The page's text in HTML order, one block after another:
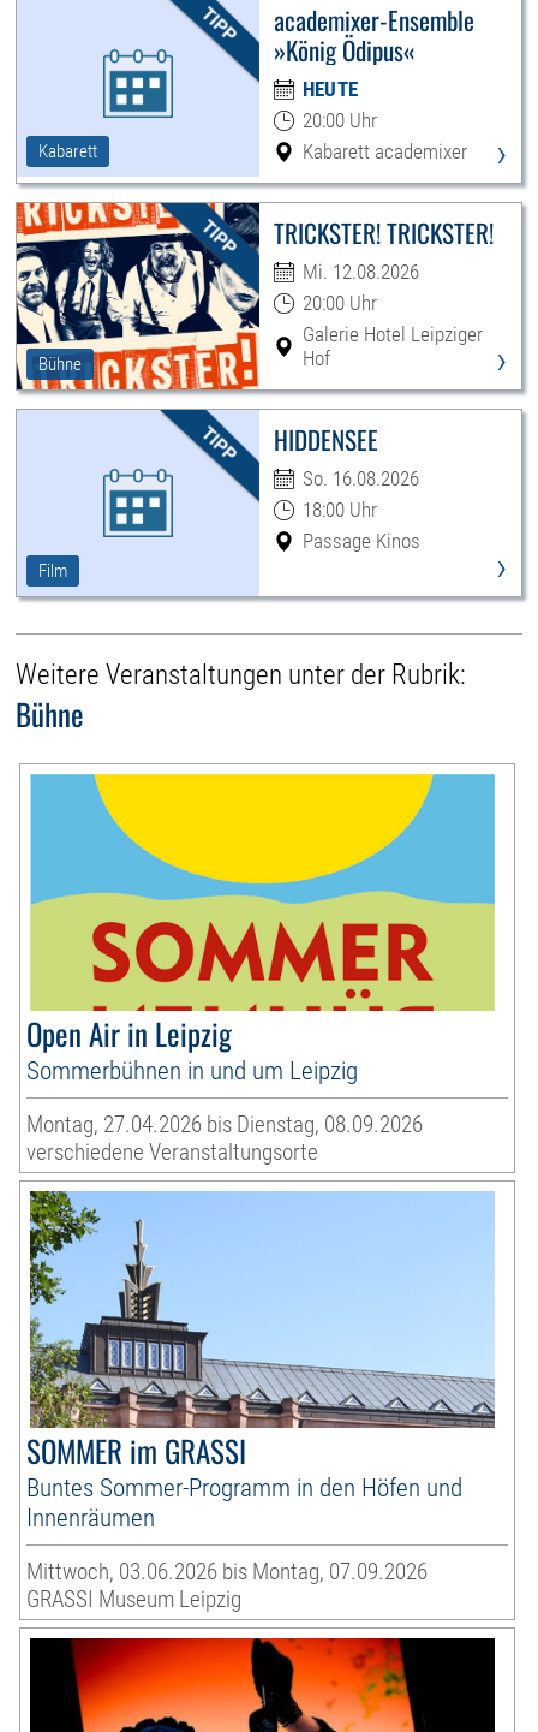
Kabarett
academixer-Ensemble
»König Ödipus«
HEUTE
20:00 Uhr
Kabarett academixer
›
Bühne
TRICKSTER! TRICKSTER!
Mi. 12.08.2026
20:00 Uhr
Galerie Hotel Leipziger
Hof
›
Film
HIDDENSEE
So. 16.08.2026
18:00 Uhr
Passage Kinos
›
Weitere Veranstaltungen unter der Rubrik:
Bühne
Open Air in Leipzig
Sommerbühnen in und um Leipzig
Montag, 27.04.2026 bis Dienstag, 08.09.2026
verschiedene Veranstaltungsorte
SOMMER im GRASSI
Buntes Sommer-Programm in den Höfen und
Innenräumen
Mittwoch, 03.06.2026 bis Montag, 07.09.2026
GRASSI Museum Leipzig